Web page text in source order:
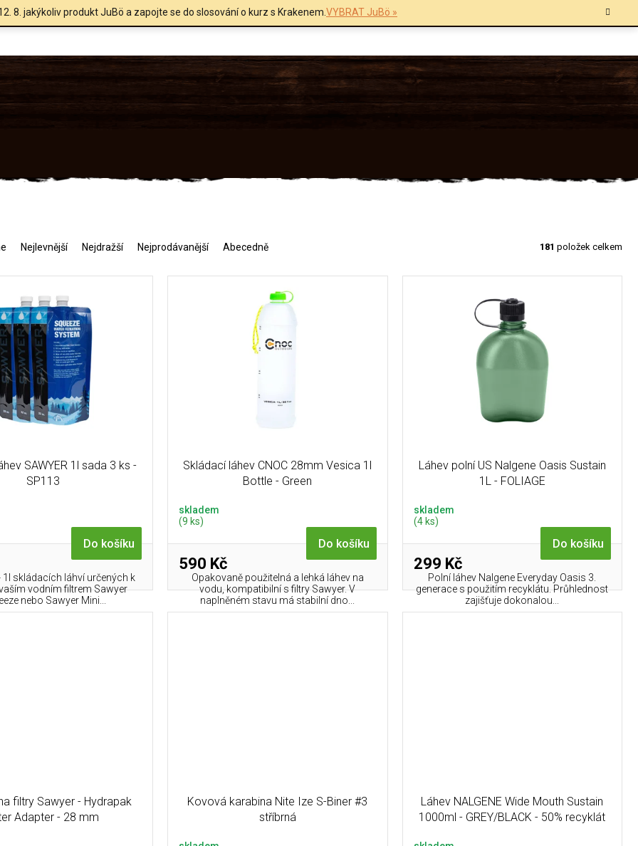
8. jakýkoliv produkt JuBö a zapojte se do slosování o kurz s Krakenem.VYBRAT JuBö »
Nejlevnější Nejdražší Nejprodávanější Abecedně 181 položek celkem
SAWYER 1l sada 3 ks -
SP113
Do košíku
1l skládacích láhví určených k
vodním filtrem Sawyer
nebo Sawyer Mini...
Skládací láhev CNOC 28mm Vesica 1l
Bottle - Green
skladem
(9 ks)
590 Kč
Do košíku
Opakovaně použitelná a lehká láhev na
vodu, kompatibilní s filtry Sawyer. V
naplněném stavu má stabilní dno...
Láhev polní US Nalgene Oasis Sustain
1L - FOLIAGE
skladem
(4 ks)
299 Kč
Do košíku
Polní láhev Nalgene Everyday Oasis 3.
generace s použitím recyklátu. Průhlednost
zajišťuje dokonalou...
filtry Sawyer - Hydrapak
Adapter - 28 mm
Kovová karabina Nite Ize S-Biner #3
stříbrná
Láhev NALGENE Wide Mouth Sustain
1000ml - GREY/BLACK - 50% recyklát